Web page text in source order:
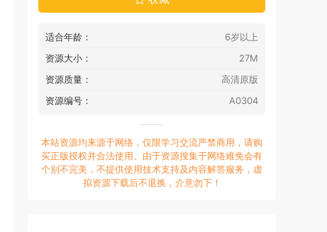
适合年龄：
6岁以上
资源大小：
27M
资源质量：
高清原版
资源编号：
A0304
本站资源均来源于网络，仅限学习交流严禁商用，请购
买正版授权并合法使用。由于资源搜集于网络难免会有
个别不完美，不提供使用技术支持及内容解答服务，虚
拟资源下载后不退换，介意勿下！